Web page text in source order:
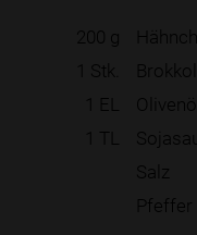
200 g
1 Stk.
Brokkoli
1 EL
Olivenöl
1 TL
Salz
Pfeffer